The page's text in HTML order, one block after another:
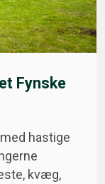
Fynske
hastige
kvæg,